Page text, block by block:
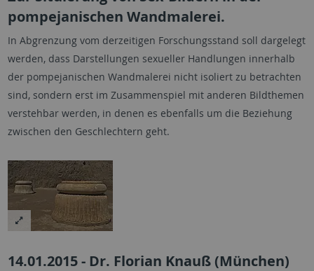
pompejanischen Wandmalerei.
In Abgrenzung vom derzeitigen Forschungsstand soll dargelegt
werden, dass Darstellungen sexueller Handlungen innerhalb
der pompejanischen Wandmalerei nicht isoliert zu betrachten
sind, sondern erst im Zusammenspiel mit anderen Bildthemen
verstehbar werden, in denen es ebenfalls um die Beziehung
zwischen den Geschlechtern geht.
14.01.2015 - Dr. Florian Knauß (München)